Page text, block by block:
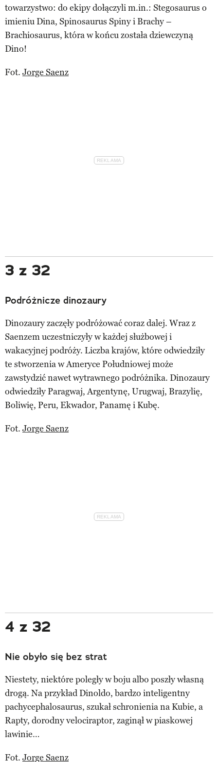
towarzystwo: do ekipy dołączyli m.in.: Stegosaurus o
imieniu Dina, Spinosaurus Spiny i Brachy –
Brachiosaurus, która w końcu została dziewczyną
Dino!
Fot. Jorge Saenz
3 z 32
Podróżnicze dinozaury
Dinozaury zaczęły podróżować coraz dalej. Wraz z
Saenzem uczestniczyły w każdej służbowej i
wakacyjnej podróży. Liczba krajów, które odwiedziły
te stworzenia w Ameryce Południowej może
zawstydzić nawet wytrawnego podróżnika. Dinozaury
odwiedziły Paragwaj, Argentynę, Urugwaj, Brazylię,
Boliwię, Peru, Ekwador, Panamę i Kubę.
Fot. Jorge Saenz
4 z 32
Nie obyło się bez strat
Niestety, niektóre poległy w boju albo poszły własną
drogą. Na przykład Dinoldo, bardzo inteligentny
pachycephalosaurus, szukał schronienia na Kubie, a
Rapty, dorodny velociraptor, zaginął w piaskowej
lawinie…
Fot. Jorge Saenz